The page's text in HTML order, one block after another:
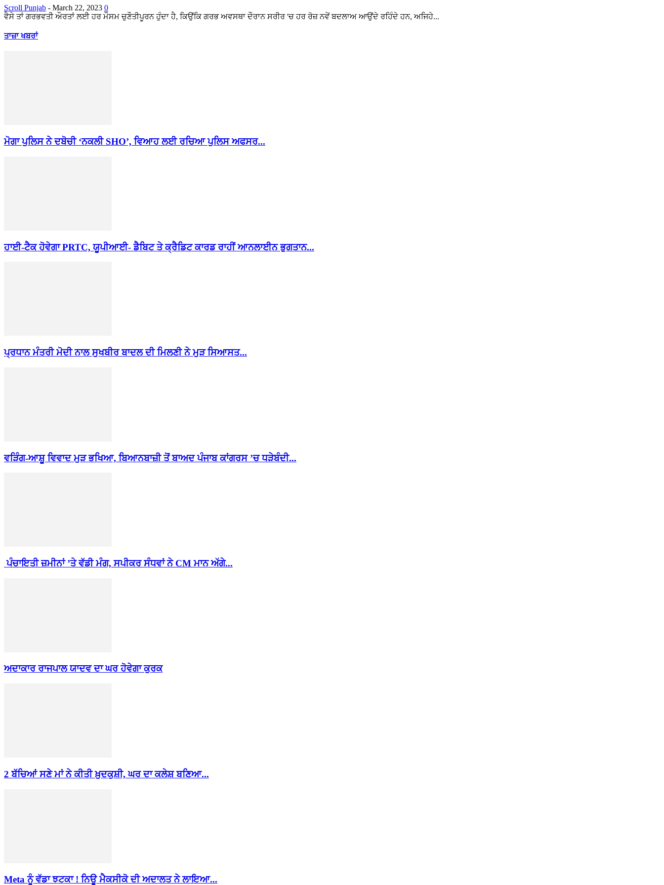
Scroll Punjab - March 22, 2023 0
ਵੈਸੇ ਤਾਂ ਗਰਭਵਤੀ ਔਰਤਾਂ ਲਈ ਹਰ ਮੌਸਮ ਚੁਣੌਤੀਪੂਰਨ ਹੁੰਦਾ ਹੈ, ਕਿਉਂਕਿ ਗਰਭ ਅਵਸਥਾ ਦੌਰਾਨ ਸਰੀਰ 'ਚ ਹਰ ਰੋਜ਼ ਨਵੇਂ ਬਦਲਾਅ ਆਉਂਦੇ ਰਹਿੰਦੇ ਹਨ, ਅਜਿਹੇ...
ਤਾਜ਼ਾ ਖਬਰਾਂ
ਮੋਗਾ ਪੁਲਿਸ ਨੇ ਦਬੋਚੀ ‘ਨਕਲੀ SHO’, ਵਿਆਹ ਲਈ ਰਚਿਆ ਪੁਲਿਸ ਅਫਸਰ...
ਹਾਈ-ਟੈਕ ਹੋਵੇਗਾ PRTC, ਯੂਪੀਆਈ- ਡੈਬਿਟ ਤੇ ਕ੍ਰੈਡਿਟ ਕਾਰਡ ਰਾਹੀਂ ਆਨਲਾਈਨ ਭੁਗਤਾਨ...
ਪ੍ਰਧਾਨ ਮੰਤਰੀ ਮੋਦੀ ਨਾਲ ਸੁਖਬੀਰ ਬਾਦਲ ਦੀ ਮਿਲਣੀ ਨੇ ਮੁੜ ਸਿਆਸਤ...
ਵੜਿੰਗ-ਆਸ਼ੂ ਵਿਵਾਦ ਮੁੜ ਭਖਿਆ, ਬਿਆਨਬਾਜ਼ੀ ਤੋਂ ਬਾਅਦ ਪੰਜਾਬ ਕਾਂਗਰਸ ’ਚ ਧੜੇਬੰਦੀ...
ਪੰਚਾਇਤੀ ਜ਼ਮੀਨਾਂ ’ਤੇ ਵੱਡੀ ਮੰਗ, ਸਪੀਕਰ ਸੰਧਵਾਂ ਨੇ CM ਮਾਨ ਅੱਗੇ...
ਅਦਾਕਾਰ ਰਾਜਪਾਲ ਯਾਦਵ ਦਾ ਘਰ ਹੋਵੇਗਾ ਕੁਰਕ
2 ਬੱਚਿਆਂ ਸਣੇ ਮਾਂ ਨੇ ਕੀਤੀ ਖ਼ੁਦਕੁਸ਼ੀ, ਘਰ ਦਾ ਕਲੇਸ਼ ਬਣਿਆ...
Meta ਨੂੰ ਵੱਡਾ ਝਟਕਾ ! ਨਿਊ ਮੈਕਸੀਕੋ ਦੀ ਅਦਾਲਤ ਨੇ ਲਾਇਆ...